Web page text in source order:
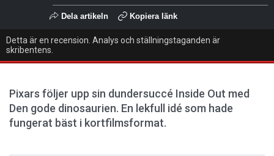
Dela artikeln Kopiera länk
Detta är en recension. Analys och ställningstaganden är
skribentens.
Pixars följer upp sin dundersuccé Inside Out med
Den gode dinosaurien. En lekfull idé som hade
fungerat bäst i kortfilmsformat.